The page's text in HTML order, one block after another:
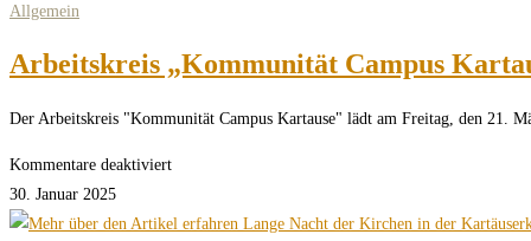
Allgemein
Arbeitskreis „Kommunität Campus
Der Arbeitskreis "Kommunität Campus Kartause" lädt am Freitag, den 21.
Kommentare deaktiviertfür
„Kommunität
30. Januar 2025